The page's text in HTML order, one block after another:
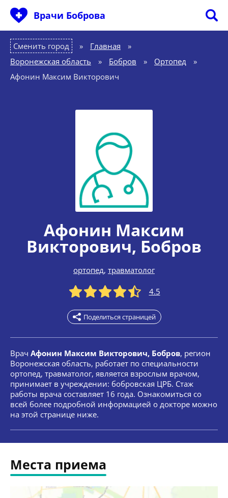
Врачи Боброва
Сменить город Главная
»
Воронежская область
» Бобров » Ортопед
»
Афонин Максим Викторович
Афонин Максим
Викторович, Бобров
ортопед, травматолог
4.5
Поделиться страницей
Врач Афонин Максим Викторович, Бобров, регион
Воронежская область, работает по специальности
ортопед, травматолог, является взрослым врачом,
принимает в учреждении: бобровская ЦРБ. Стаж
работы врача составляет 16 года. Ознакомиться со
всей более подробной информацией о докторе можно
на этой странице ниже.
Места приема